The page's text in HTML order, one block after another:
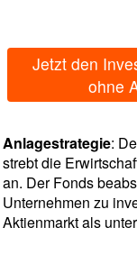
Jetzt den
ohne
Anlagestrategie:
strebt die
an. Der Fonds
Unternehmen zu
Aktienmarkt als